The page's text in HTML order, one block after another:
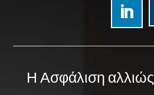
Η Ασφάλιση αλλιώς